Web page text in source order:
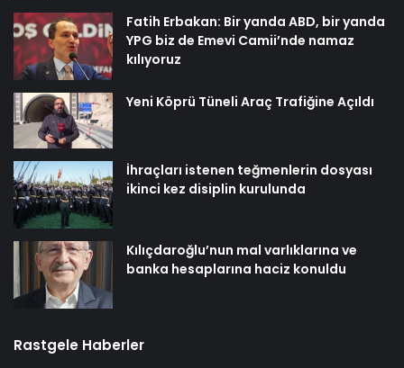
Fatih Erbakan: Bir yanda ABD, bir yanda
YPG biz de Emevi Camii’nde namaz
kılıyoruz
Yeni Köprü Tüneli Araç Trafiğine Açıldı
İhraçları istenen teğmenlerin dosyası
ikinci kez disiplin kurulunda
Kılıçdaroğlu’nun mal varlıklarına ve
banka hesaplarına haciz konuldu
Rastgele Haberler